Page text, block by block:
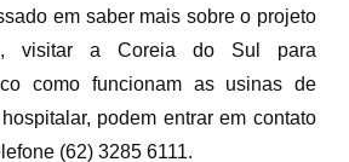
em saber mais sobre o projeto
visitar a Coreia do Sul para
como funcionam as usinas de
podem entrar em contato
(62) 3285 6111.